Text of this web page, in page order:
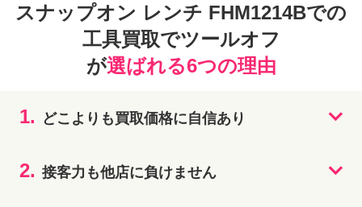
スナップオン レンチ FHM1214Bでの
工具買取でツールオフ
が選ばれる6つの理由
1. どこよりも買取価格に自信あり
2. 接客力も他店に負けません